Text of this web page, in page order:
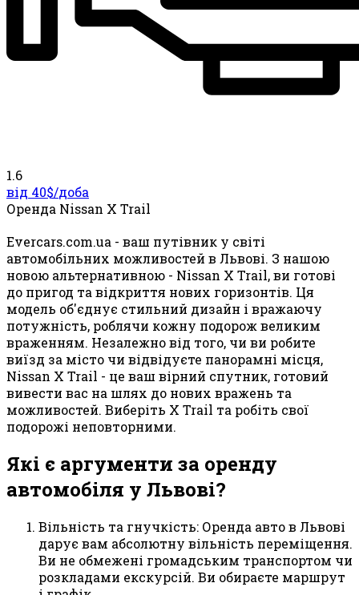
1.6
від 40$/доба
Оренда Nissan X Trail
Evercars.com.ua - ваш путівник у світі
автомобільних можливостей в Львові. З нашою
новою альтернативною - Nissan X Trail, ви готові
до пригод та відкриття нових горизонтів. Ця
модель об'єднує стильний дизайн і вражаючу
потужність, роблячи кожну подорож великим
враженням. Незалежно від того, чи ви робите
виїзд за місто чи відвідуєте панорамні місця,
Nissan X Trail - це ваш вірний спутник, готовий
вивести вас на шлях до нових вражень та
можливостей. Виберіть X Trail та робіть свої
подорожі неповторними.
Які є аргументи за оренду
автомобіля у Львові?
Вільність та гнучкість: Оренда авто в Львові
дарує вам абсолютну вільність переміщення.
Ви не обмежені громадським транспортом чи
розкладами екскурсій. Ви обираєте маршрут